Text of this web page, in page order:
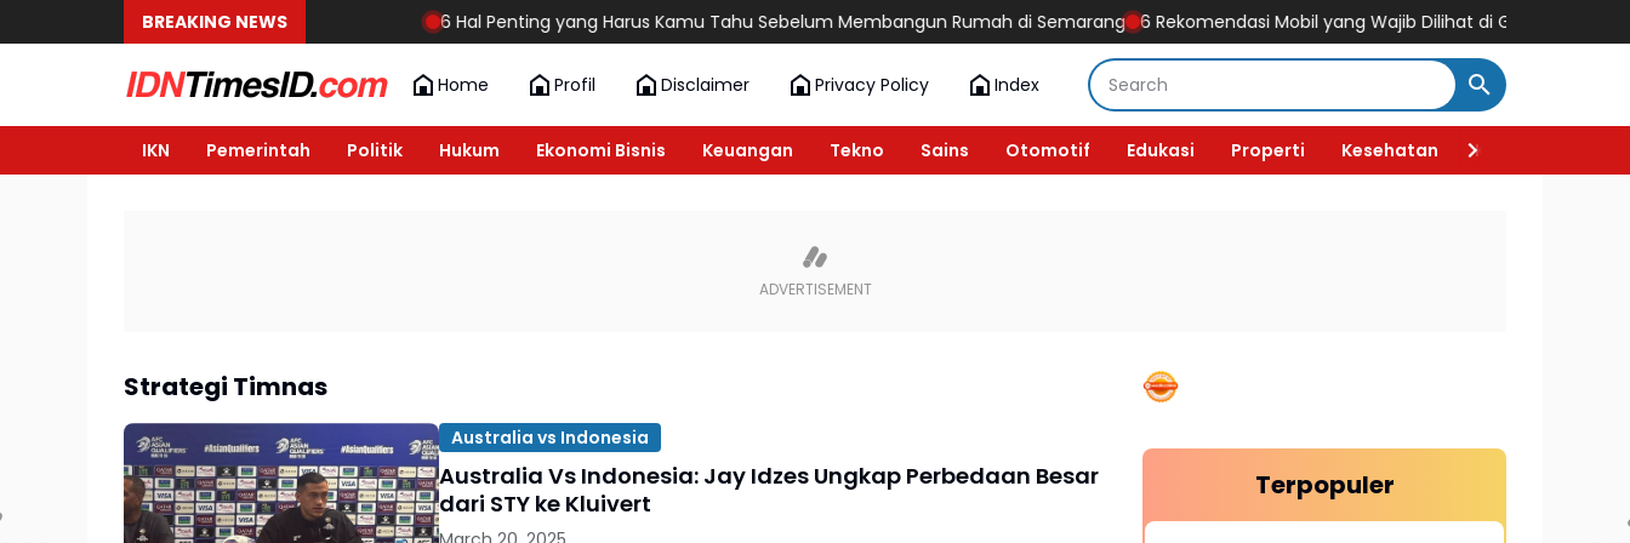
BREAKING NEWS 6 Hal Penting yang Harus Kamu Tahu Sebelum Membangun Rumah di Semarang 6 Rekomendasi Mobil yang Wajib Dilihat di GIIAS 2026, Ada
Home Profil Disclaimer Privacy Policy Index
IKN Pemerintah Politik Hukum Ekonomi Bisnis Keuangan Tekno Sains Otomotif Edukasi Properti Kesehatan Kecantikan
Strategi Timnas
Australia vs Indonesia
Australia Vs Indonesia: Jay Idzes Ungkap Perbedaan Besar
dari STY ke Kluivert
Terpopuler